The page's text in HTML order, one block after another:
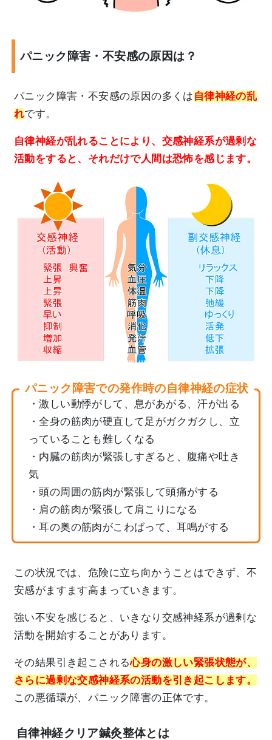
パニック障害・不安感の原因は？
パニック障害・不安感の原因の多くは 自律神経の乱
れです。
自律神経が乱れることにより、交感神経系が過剰な
活動をすると、それだけで人間は恐怖を感じます。
パニック障害での発作時の自律神経の症状
・激しい動悸がして、息があがる、汗が出る
・全身の筋肉が硬直して足がガクガクし、立
っていることも難しくなる
・内臓の筋肉が緊張しすぎると、腹痛や吐き
気
・頭の周囲の筋肉が緊張して頭痛がする
・肩の筋肉が緊張して肩こりになる
・耳の奥の筋肉がこわばって、耳鳴がする
この状況では、危険に立ち向かうことはできず、不
安感がますます高まっていきます。
強い不安を感じると、いきなり交感神経系が過剰な
活動を開始することがあります。
その結果引き起こされる心身の激しい緊張状態が、
さらに過剰な交感神経系の活動を引き起こします。
この悪循環が、パニック障害の正体です。
自律神経クリア鍼灸整体とは